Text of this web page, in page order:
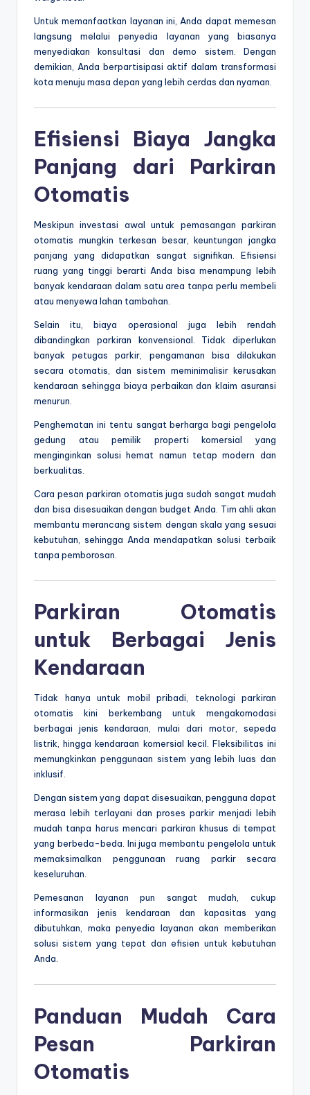
Untuk memanfaatkan layanan ini, Anda dapat memesan
langsung melalui penyedia layanan yang biasanya
menyediakan konsultasi dan demo sistem. Dengan
demikian, Anda berpartisipasi aktif dalam transformasi
kota menuju masa depan yang lebih cerdas dan nyaman.
Efisiensi Biaya Jangka
Panjang dari Parkiran
Otomatis
Meskipun investasi awal untuk pemasangan parkiran
otomatis mungkin terkesan besar, keuntungan jangka
panjang yang didapatkan sangat signifikan. Efisiensi
ruang yang tinggi berarti Anda bisa menampung lebih
banyak kendaraan dalam satu area tanpa perlu membeli
atau menyewa lahan tambahan.
Selain itu, biaya operasional juga lebih rendah
dibandingkan parkiran konvensional. Tidak diperlukan
banyak petugas parkir, pengamanan bisa dilakukan
secara otomatis, dan sistem meminimalisir kerusakan
kendaraan sehingga biaya perbaikan dan klaim asuransi
menurun.
Penghematan ini tentu sangat berharga bagi pengelola
gedung atau pemilik properti komersial yang
menginginkan solusi hemat namun tetap modern dan
berkualitas.
Cara pesan parkiran otomatis juga sudah sangat mudah
dan bisa disesuaikan dengan budget Anda. Tim ahli akan
membantu merancang sistem dengan skala yang sesuai
kebutuhan, sehingga Anda mendapatkan solusi terbaik
tanpa pemborosan.
Parkiran Otomatis
untuk Berbagai Jenis
Kendaraan
Tidak hanya untuk mobil pribadi, teknologi parkiran
otomatis kini berkembang untuk mengakomodasi
berbagai jenis kendaraan, mulai dari motor, sepeda
listrik, hingga kendaraan komersial kecil. Fleksibilitas ini
memungkinkan penggunaan sistem yang lebih luas dan
inklusif.
Dengan sistem yang dapat disesuaikan, pengguna dapat
merasa lebih terlayani dan proses parkir menjadi lebih
mudah tanpa harus mencari parkiran khusus di tempat
yang berbeda-beda. Ini juga membantu pengelola untuk
memaksimalkan penggunaan ruang parkir secara
keseluruhan.
Pemesanan layanan pun sangat mudah, cukup
informasikan jenis kendaraan dan kapasitas yang
dibutuhkan, maka penyedia layanan akan memberikan
solusi sistem yang tepat dan efisien untuk kebutuhan
Anda.
Panduan Mudah Cara
Pesan Parkiran
Otomatis